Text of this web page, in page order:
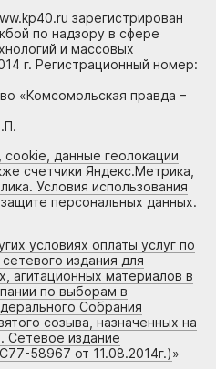
зарегистрирован
по надзору в сфере
и массовых
г. Регистрационный номер:
«Комсомольская правда –
cookie, данные геолокации
счетчики Яндекс.Метрика,
Условия использования
персональных данных.
условиях оплаты услуг по
издания для
агитационных материалов в
по выборам в
Собрания
созыва, назначенных на
Сетевое издание
58967 от 11.08.2014г.)»